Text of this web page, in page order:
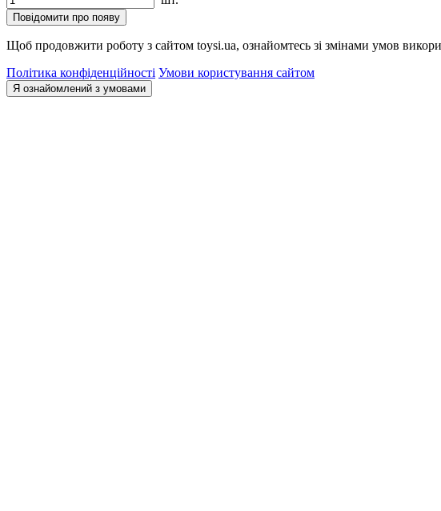
Повідомити про появу
Щоб продовжити роботу з сайтом toysi.ua, ознайомтесь зі змінами умов
Політика конфіденційності Умови користування сайтом
Я ознайомлений з умовами